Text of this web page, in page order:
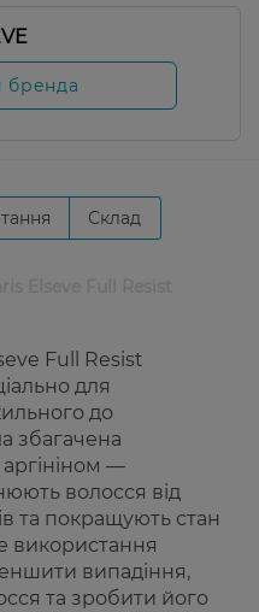
бренда
Склад
Full Resist
для
до
збагачена
—
волосся від
та покращують стан
використання
випадіння,
та зробити його